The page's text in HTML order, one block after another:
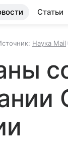
Статьи
Наука Mail